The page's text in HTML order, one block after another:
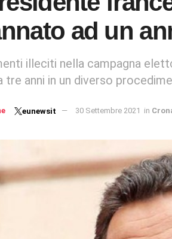
ad un
illeciti nella campagna
tre anni in un diverso
eunewsit 30 Settembre 2021 in